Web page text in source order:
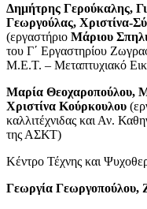
Δημήτρης Γερούκαλης,
Γεωργούλας, Χριστίνα-
(εργαστήριο Μάριου
του Γ΄ Εργαστηρίου
Μ.Ε.Τ. – Μεταπτυχιακό
Μαρία Θεοχαροπούλου,
Χριστίνα Κούρκουλου
καλλιτέχνιδας και Αν.
της ΑΣΚΤ)
Κέντρο Τέχνης και
Γεωργία Γεωργοπούλου,